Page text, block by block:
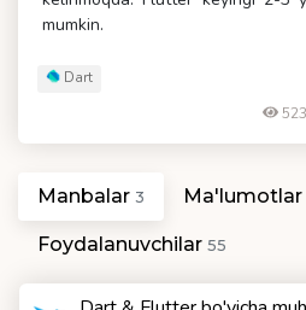
mumkin.
Dart
Manbalar 3 Ma'lumotlar
Foydalanuvchilar 55